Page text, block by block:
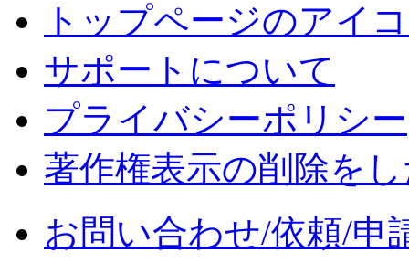
トップページのアイ
サポートについて
プライバシーポリシー
著作権表示の削除を
お問い合わせ/依頼/申